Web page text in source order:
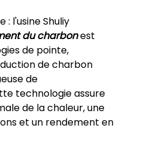
: l'usine Shuliy
du charbonest
de pointe,
de charbon
de
technologie assure
de la chaleur, une
et un rendement en